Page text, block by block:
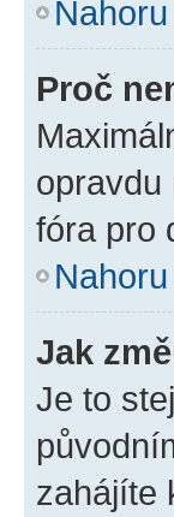
Nahoru
Proč
opravdu
fóra pro
Nahoru
Jak
Je to
zahájíte